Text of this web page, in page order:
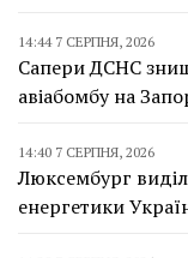
14:44 7 СЕРПНЯ, 2026
Сапери ДСНС
авіабомбу на
14:40 7 СЕРПНЯ, 2026
Люксембург
енергетики